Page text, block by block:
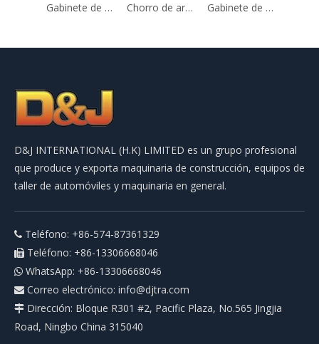
Gabinete de chorro de arena DJ-SBC1200 Chorro de arena con gabinete de alta presión 990L Gabinete de chorro de arena de 90L (DJ-SBC90)
D&J INTERNATIONAL (H.K) LIMITED es un grupo profesional
que produce y exporta maquinaria de construcción, equipos de
taller de automóviles y maquinaria en general.
 Teléfono: +86-574-87361329
 Teléfono: +86-13306668046
 WhatsApp: +86-13306668046
 Correo electrónico: info@djtra.com
 Dirección: Bloque R301 #2, Pacific Plaza, No.565 Jingjia
Road, Ningbo China 315040